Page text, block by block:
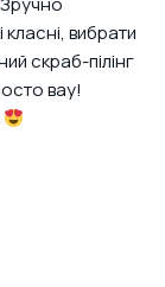
класні, вибрати
скраб-пілінг
вау!